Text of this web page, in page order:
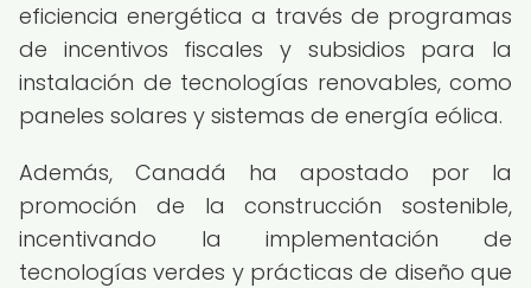
eficiencia energética a través de programas
de incentivos fiscales y subsidios para la
instalación de tecnologías renovables, como
paneles solares y sistemas de energía eólica.
Además, Canadá ha apostado por la
promoción de la construcción sostenible,
incentivando la implementación de
tecnologías verdes y prácticas de diseño que